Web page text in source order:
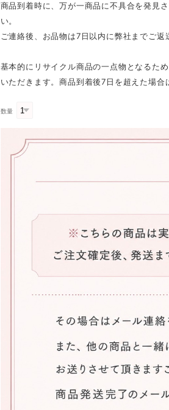
商品到着時に、万が一商品に不具合を発見
い。
ご連絡後、お品物は7日以内に弊社までご返
基本的にリサイクル商品の一点物となるた
いただきます。商品到着後7日を超えた場
数量